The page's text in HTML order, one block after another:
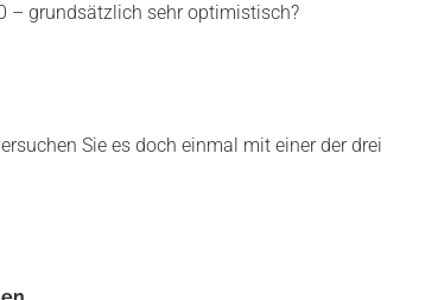
– grundsätzlich sehr optimistisch?
Sie es doch einmal mit einer der drei